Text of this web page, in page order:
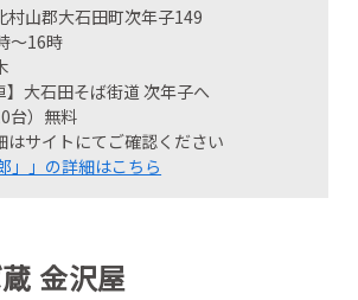
村山郡大石田町次年子149
～16時
】大石田そば街道 次年子へ
台）無料
サイトにてご確認ください
」」の詳細はこちら
金沢屋